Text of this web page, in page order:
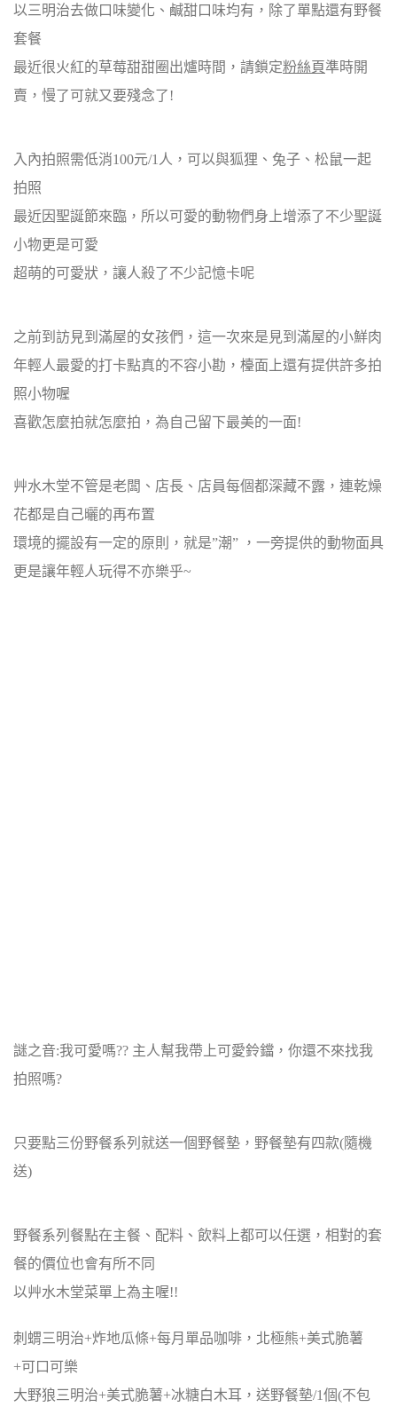
以三明治去做口味變化、鹹甜口味均有，除了單點還有野餐
套餐
最近很火紅的草莓甜甜圈出爐時間，請鎖定粉絲頁準時開
賣，慢了可就又要殘念了!
入內拍照需低消100元/1人，可以與狐狸、兔子、松鼠一起
拍照
最近因聖誕節來臨，所以可愛的動物們身上增添了不少聖誕
小物更是可愛
超萌的可愛狀，讓人殺了不少記憶卡呢
之前到訪見到滿屋的女孩們，這一次來是見到滿屋的小鮮肉
年輕人最愛的打卡點真的不容小勘，檯面上還有提供許多拍
照小物喔
喜歡怎麼拍就怎麼拍，為自己留下最美的一面!
艸水木堂不管是老闆、店長、店員每個都深藏不露，連乾燥
花都是自己曬的再布置
環境的擺設有一定的原則，就是”潮” ，一旁提供的動物面具
更是讓年輕人玩得不亦樂乎~
謎之音:我可愛嗎?? 主人幫我帶上可愛鈴鐺，你還不來找我
拍照嗎?
只要點三份野餐系列就送一個野餐墊，野餐墊有四款(隨機
送)
野餐系列餐點在主餐、配料、飲料上都可以任選，相對的套
餐的價位也會有所不同
以艸水木堂菜單上為主喔!!
刺蝟三明治+炸地瓜條+每月單品咖啡，北極熊+美式脆薯
+可口可樂
大野狼三明治+美式脆薯+冰糖白木耳，送野餐墊/1個(不包